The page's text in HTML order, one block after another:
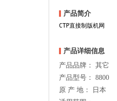
产品简介
CTP直接制版机网
产品详细信息
产品品牌： 其它
产品型号： 8800
原 产 地： 日本